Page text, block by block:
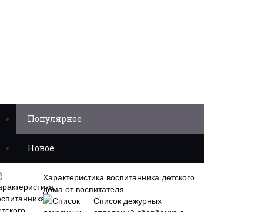
Популярное
Новое
Характеристика воспитанника детского
дома от воспитателя
Список дежурных